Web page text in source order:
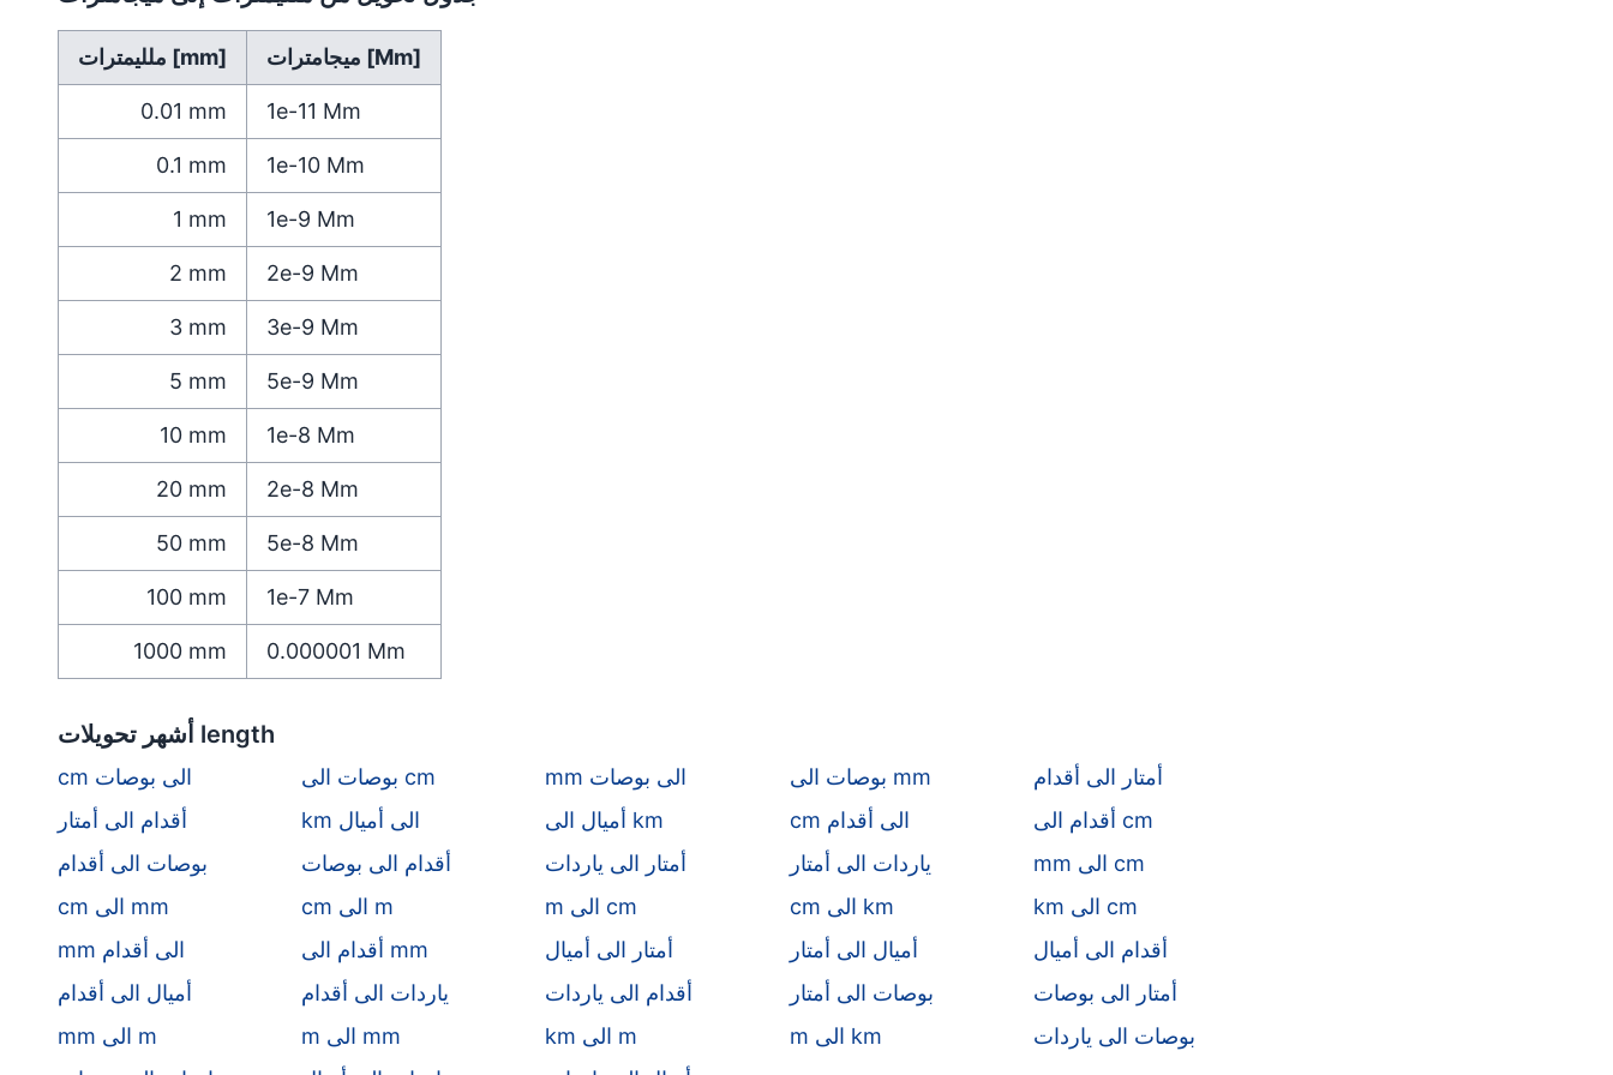
ملليمترات [mm] ميجامترات [Mm]
0.01 mm 1e-11 Mm
0.1 mm 1e-10 Mm
1 mm 1e-9 Mm
2 mm 2e-9 Mm
3 mm 3e-9 Mm
5 mm 5e-9 Mm
10 mm 1e-8 Mm
20 mm 2e-8 Mm
50 mm 5e-8 Mm
100 mm 1e-7 Mm
1000 mm 0.000001 Mm
أشهر تحويلات length
cm الى بوصات بوصات الى cm mm الى بوصات بوصات الى mm
أمتار الى أقدام
أقدام الى أمتار
km الى أميال أميال الى km cm الى أقدام
أقدام الى cm
بوصات الى أقدام
أقدام الى بوصات أمتار الى ياردات ياردات الى أمتار
mm الى cm
cm الى mm
cm الى m m الى cm cm الى km
km الى cm
mm الى أقدام
أقدام الى mm أمتار الى أميال أميال الى أمتار
أقدام الى أميال
أميال الى أقدام
ياردات الى أقدام أقدام الى ياردات بوصات الى أمتار
أمتار الى بوصات
mm الى m
m الى mm km الى m m الى km
بوصات الى ياردات